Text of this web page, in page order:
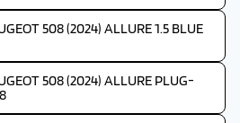
508 (2024) ALLURE 1.5 BLUE
508 (2024) ALLURE PLUG-